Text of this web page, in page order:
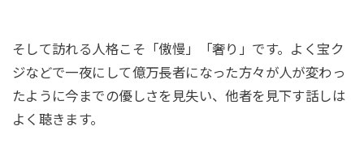
そして訪れる人格こそ「傲慢」「奢り」です。よく宝ク
ジなどで一夜にして億万長者になった方々が人が変わっ
たように今までの優しさを見失い、他者を見下す話しは
よく聴きます。